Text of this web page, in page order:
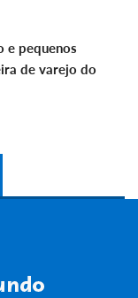
e pequenos
de varejo do